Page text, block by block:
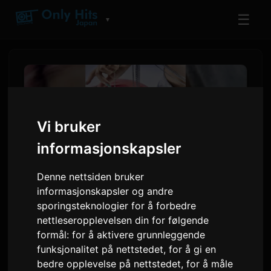
Vi bruker
informasjonskapsler
Denne nettsiden bruker
informasjonskapsler og andre
sporingsteknologier for å forbedre
nettleseropplevelsen din for følgende
formål:for å aktivere grunnleggende
funksjonalitet på nettstedet,for å gi en
bedre opplevelse på nettstedet,for å måle
▼ ☰
Shihori slipper ut 'When I
Decided Not To Die', en sang
født fra personlig kamp